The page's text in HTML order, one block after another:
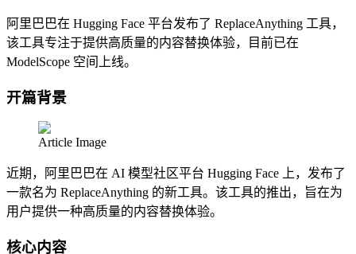
阿里巴巴在 Hugging Face 平台发布了 ReplaceAnything 工具，
该工具专注于提供高质量的内容替换体验，目前已在
ModelScope 空间上线。
开篇背景
Article Image
近期，阿里巴巴在 AI 模型社区平台 Hugging Face 上，发布了
一款名为 ReplaceAnything 的新工具。该工具的推出，旨在为
用户提供一种高质量的内容替换体验。
核心内容